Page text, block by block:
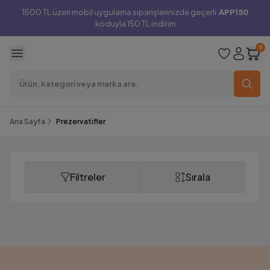
1500 TL üzeri mobil uygulama siparişlerinizde geçerli APP150
koduyla 150 TL indirim
0
Ana Sayfa Prezervatifler
Filtreler
Prezervatifler Sırala